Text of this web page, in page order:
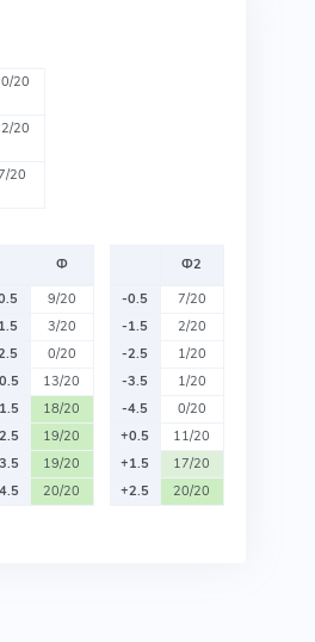
20
20
20
Ф
9/20
3/20
0/20
13/20
18/20
19/20
19/20
20/20
Ф2
-0.5
7/20
-1.5
2/20
-2.5
1/20
-3.5
1/20
-4.5
0/20
+0.5
11/20
+1.5
17/20
+2.5
20/20